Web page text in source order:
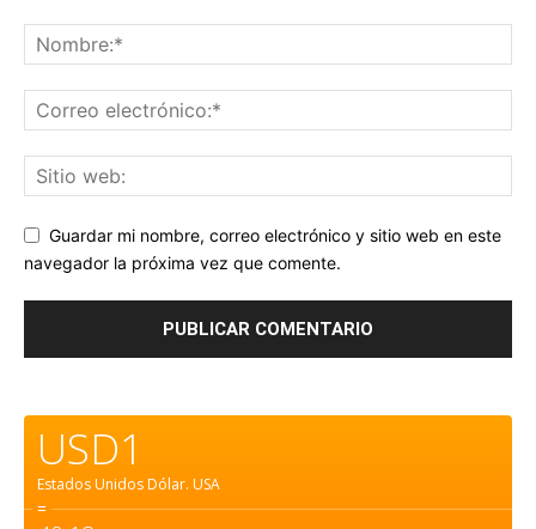
Guardar mi nombre, correo electrónico y sitio web en este
navegador la próxima vez que comente.
USD1
Estados Unidos Dólar. USA
=